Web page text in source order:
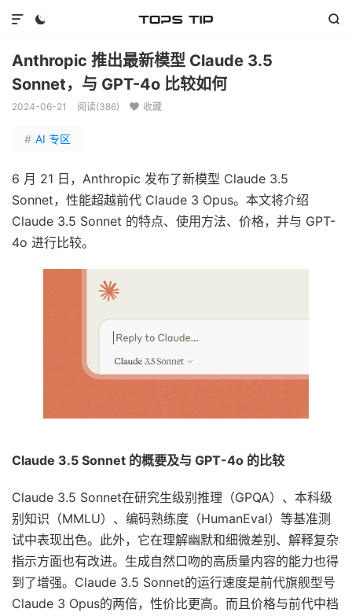
 

Anthropic 推出最新模型 Claude 3.5
Sonnet，与 GPT-4o 比较如何
2024-06-21 阅读(386)  收藏
# AI 专区
6 月 21 日，Anthropic 发布了新模型 Claude 3.5
Sonnet，性能超越前代 Claude 3 Opus。本文将介绍
Claude 3.5 Sonnet 的特点、使用方法、价格，并与 GPT-
4o 进行比较。
Claude 3.5 Sonnet 的概要及与 GPT-4o 的比较
Claude 3.5 Sonnet在研究生级别推理（GPQA）、本科级
别知识（MMLU）、编码熟练度（HumanEval）等基准测
试中表现出色。此外，它在理解幽默和细微差别、解释复杂
指示方面也有改进。生成自然口吻的高质量内容的能力也得
到了增强。Claude 3.5 Sonnet的运行速度是前代旗舰型号
Claude 3 Opus的两倍，性价比更高。而且价格与前代中档